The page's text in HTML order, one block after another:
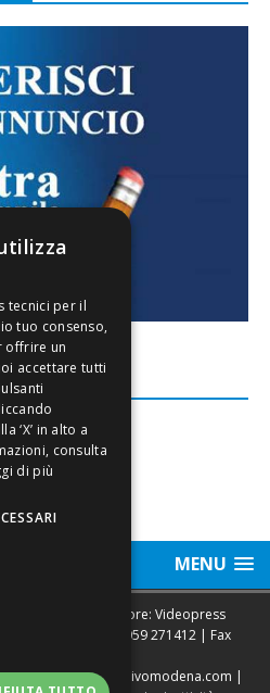
MENU
e annunci Editore: Videopress
6 - Modena | Tel.
059 271412 | Fax
| email:redazione@vivomodena.com |
di più